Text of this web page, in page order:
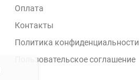
Оплата
Контакты
Политика конфиденциальности
Пользовательское соглашение